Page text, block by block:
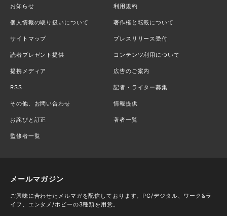
お知らせ 利用規約
個人情報の取り扱いについて 著作権と転載について
サイトマップ プレスリリース受付
読者プレゼント提供 コンテンツ利用について
提携メディア 広告のご案内
RSS 記者・ライター募集
その他、お問い合わせ 情報提供
お詫びと訂正 著者一覧
監修者一覧
メールマガジン
ご興味に合わせたメルマガを配信しております。PC/デジタル、ワーク&ラ
イフ、エンタメ/ホビーの3種類を用意。